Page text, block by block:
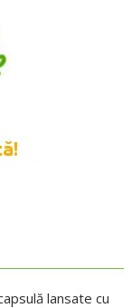
lansate cu